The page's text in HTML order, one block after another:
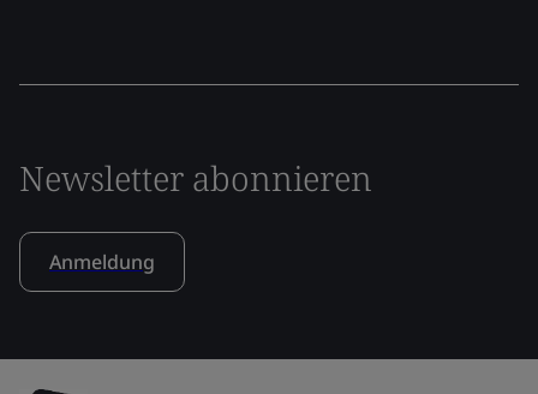
Newsletter abonnieren
Anmeldung